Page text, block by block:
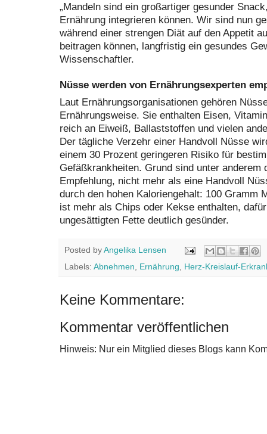
„Mandeln sind ein großartiger gesunder
Ernährung integrieren können. Wir sind nun
während einer strengen Diät auf den Appetit
beitragen können, langfristig ein gesundes
Wissenschaftler.
Nüsse werden von Ernährungsexperten
Laut Ernährungsorganisationen gehören
Ernährungsweise. Sie enthalten Eisen,
reich an Eiweiß, Ballaststoffen und vielen
Der tägliche Verzehr einer Handvoll Nüsse
einem 30 Prozent geringeren Risiko für
Gefäßkrankheiten. Grund sind unter anderem
Empfehlung, nicht mehr als eine Handvoll
durch den hohen Kaloriengehalt: 100 Gramm
ist mehr als Chips oder Kekse enthalten,
ungesättigten Fette deutlich gesünder.
Posted byAngelika Lensen
Labels: Abnehmen Ernährung Herz-Kreislauf-
Keine Kommentare:
Kommentar veröffentlichen
Hinweis: Nur ein Mitglied dieses Blogs kann